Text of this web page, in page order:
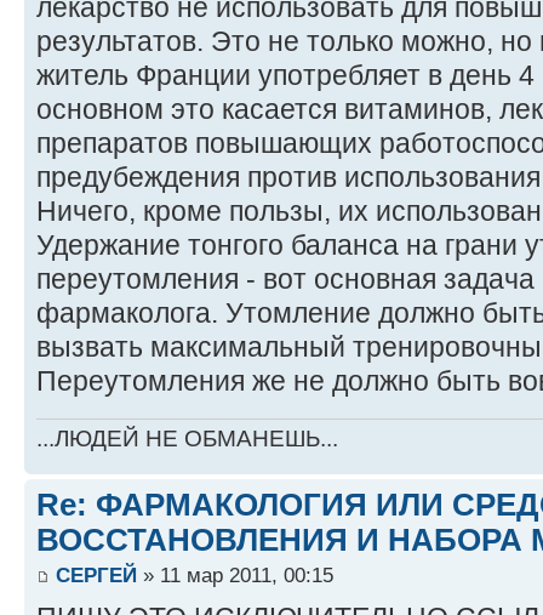
лекарство не использовать для
результатов. Это не только можно,
житель Франции употребляет в день 4
основном это касается витаминов,
препаратов повышающих
предубеждения против
Ничего, кроме пользы, их
Удержание тонгого баланса на грани
переутомления - вот основная задача
фармаколога. Утомление должно
вызвать максимальный
Переутомления же не должно быть
...ЛЮДЕЙ НЕ ОБМАНЕШЬ...
Re: ФАРМАКОЛОГИЯ ИЛИ
ВОССТАНОВЛЕНИЯ И НАБОРА
СЕРГЕЙ » 11 мар 2011, 00:15